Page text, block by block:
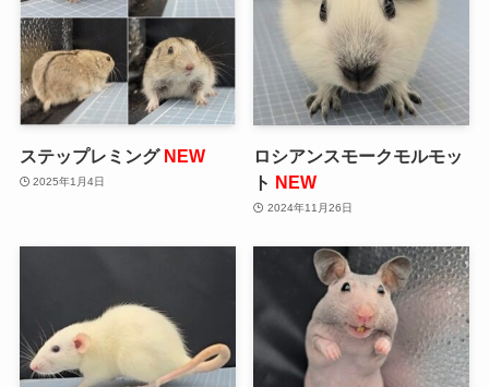
ステップレミング NEW
2025年1月4日
ロシアンスモークモルモッ
ト NEW
2024年11月26日